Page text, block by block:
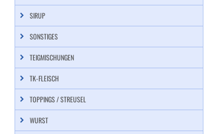
SIRUP
SONSTIGES
TEIGMISCHUNGEN
TK-FLEISCH
TOPPINGS / STREUSEL
WURST